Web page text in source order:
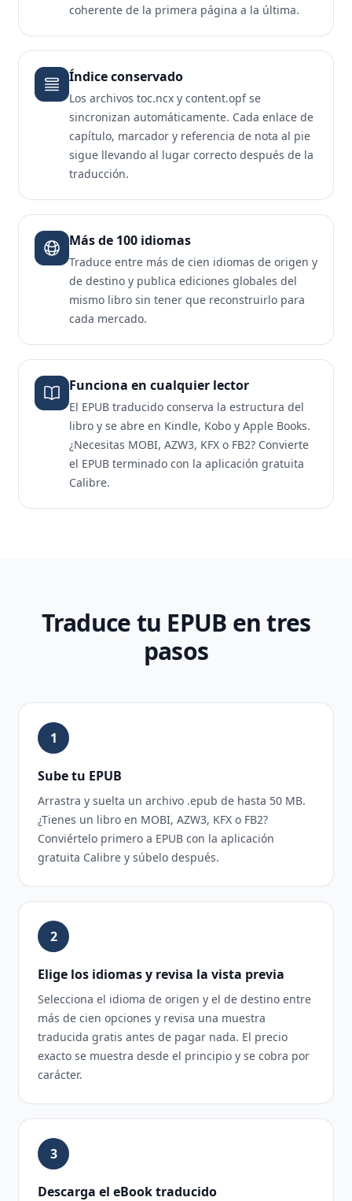
coherente de la primera página a la última.
Índice conservado
Los archivos toc.ncx y content.opf se
sincronizan automáticamente. Cada enlace de
capítulo, marcador y referencia de nota al pie
sigue llevando al lugar correcto después de la
traducción.
Más de 100 idiomas
Traduce entre más de cien idiomas de origen y
de destino y publica ediciones globales del
mismo libro sin tener que reconstruirlo para
cada mercado.
Funciona en cualquier lector
El EPUB traducido conserva la estructura del
libro y se abre en Kindle, Kobo y Apple Books.
¿Necesitas MOBI, AZW3, KFX o FB2? Convierte
el EPUB terminado con la aplicación gratuita
Calibre.
Traduce tu EPUB en tres
pasos
1
Sube tu EPUB
Arrastra y suelta un archivo .epub de hasta 50 MB.
¿Tienes un libro en MOBI, AZW3, KFX o FB2?
Conviértelo primero a EPUB con la aplicación
gratuita Calibre y súbelo después.
2
Elige los idiomas y revisa la vista previa
Selecciona el idioma de origen y el de destino entre
más de cien opciones y revisa una muestra
traducida gratis antes de pagar nada. El precio
exacto se muestra desde el principio y se cobra por
carácter.
3
Descarga el eBook traducido